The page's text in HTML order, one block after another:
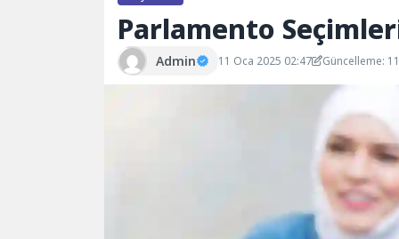
Parlamento
Admin 11 Oca 2025 02:47 Güncelleme: